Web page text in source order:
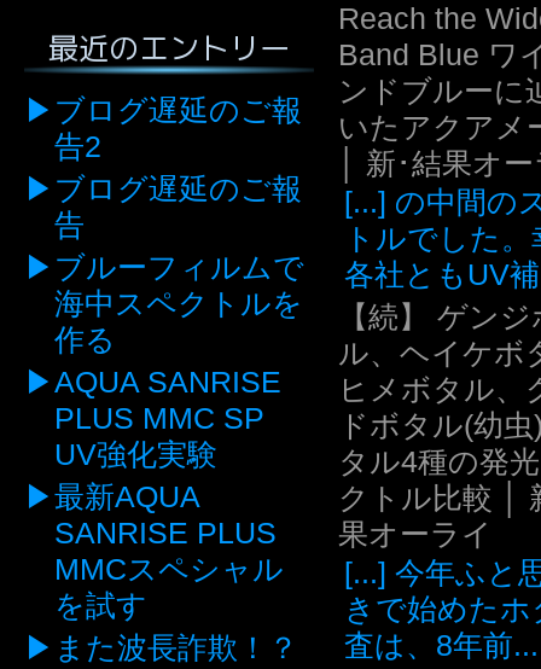
最近のエントリー
ブログ遅延のご報
告2
ブログ遅延のご報
告
ブルーフィルムで
海中スペクトルを
作る
AQUA SANRISE
PLUS MMC SP
UV強化実験
最新AQUA
SANRISE PLUS
MMCスペシャル
を試す
また波長詐欺！？
Reach the
Band Blue ワ
ンドブルーに
いたアクアメ
│ 新･結果オ
[...] の中間の
トルでした
各社ともUV
【続】 ゲン
ル、ヘイケボ
ヒメボタル、
ドボタル(幼
タル4種の発
クトル比較 │
果オーライ
[...] 今年ふと
きで始めたホ
査は、8年前...